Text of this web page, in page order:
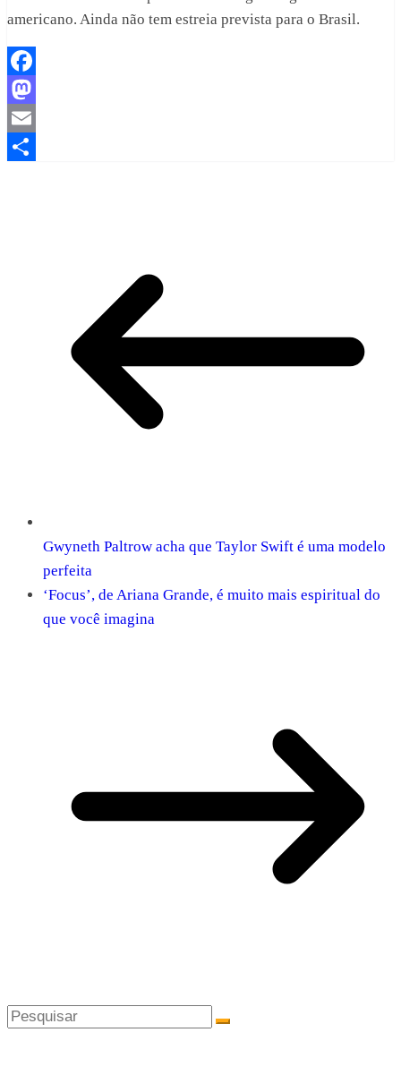
americano. Ainda não tem estreia prevista para o Brasil.
Facebook
Mastodon
Email
Gwyneth Paltrow acha que Taylor Swift é uma modelo
perfeita
‘Focus’, de Ariana Grande, é muito mais espiritual do
que você imagina